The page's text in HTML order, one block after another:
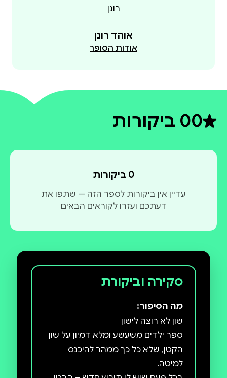
אוהד רונן
אודות הסופר
0דירוג ממוצע 0 מתוך 5
0 ביקורות
0 ביקורות
עדיין אין ביקורות לספר הזה — שתפו את
דעתכם ועזרו לקוראים הבאים
סקירה וביקורת
מה הסיפור:
ספר ילדים משעשע ומלא דמיון על שון
הקטן, שלא כל כך ממהר להיכנס